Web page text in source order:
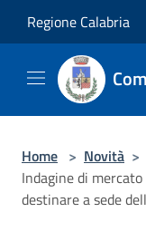
Regione Calabria
Home > Novità >
Indagine di
destinare a sede